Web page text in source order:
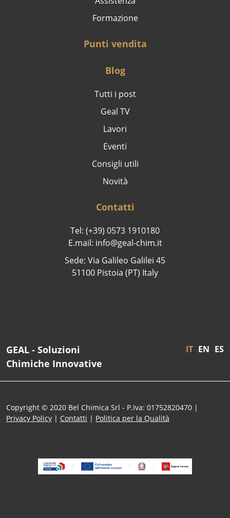
Formazione
Punti vendita
Blog
Tutti i post
Geal TV
Lavori
Eventi
Consigli utili
Novità
Contatti
Tel: (+39) 0573 1910180
E.mail: info@geal-chim.it
Sede: Via Galileo Galilei 45
51100 Pistoia (PT) Italy
GEAL - Soluzioni
Chimiche Innovative
IT EN ES
Copyright © 2020 Bel Chimica Srl - P.Iva: 01752820470 |
Privacy Policy | Contatti | Politica per la Qualità